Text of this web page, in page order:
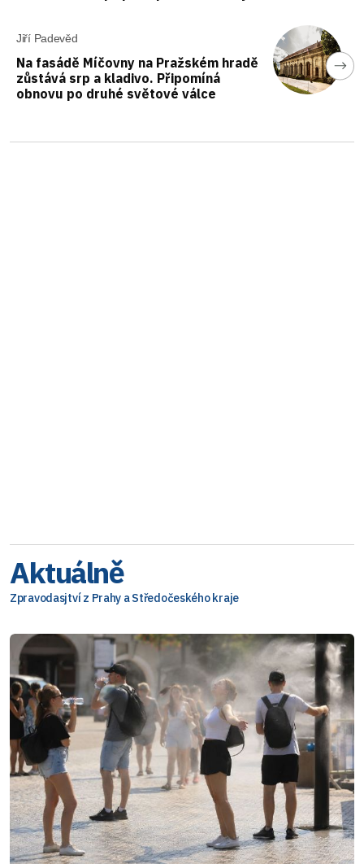
Jiří Padevěd
Na fasádě Míčovny na Pražském hradě
zůstává srp a kladivo. Připomíná
obnovu po druhé světové válce
Aktuálně
Zpravodasjtví z Prahy a Středočeského kraje